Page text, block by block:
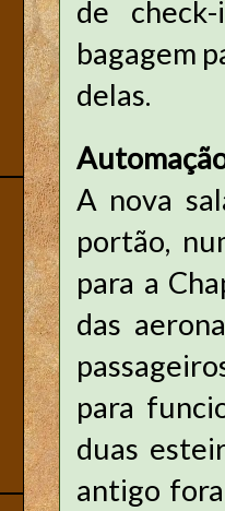
de
bagagem
delas.
A nova
portão,
para a
das
para
duas
antigo